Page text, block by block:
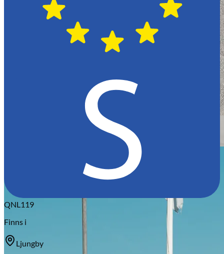
Citroën
QNL119
Finns i
Ljungby